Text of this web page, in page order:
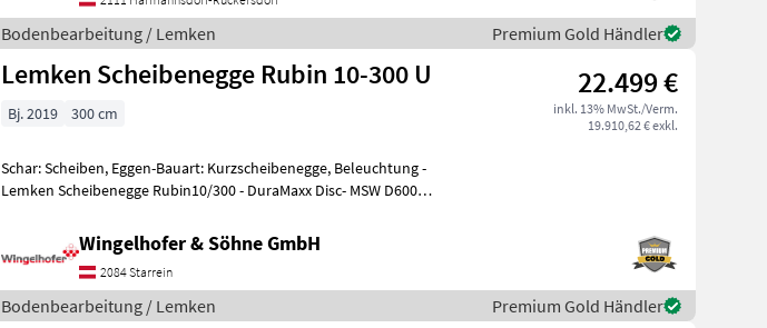
Bodenbearbeitung / Lemken Premium Gold Händler
Lemken Scheibenegge Rubin 10-300 U 22.499 €
inkl. 13% MwSt./Verm.
19.910,62 € exkl.
Bj. 2019 300 cm
Schar: Scheiben, Eggen-Bauart: Kurzscheibenegge, Beleuchtung -
Lemken Scheibenegge Rubin10/300 - DuraMaxx Disc- MSW D600
Wingelhofer & Söhne GmbH
2084 Starrein
Bodenbearbeitung / Lemken Premium Gold Händler